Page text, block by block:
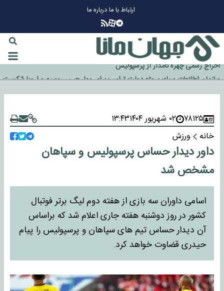
ارتباط با مادرباره ما
چرا طلا دوباره افزایشی شد؟
گزینه جدایی اوسمار روی میز مدیران پرسپولیس
آیا رئیس جمهور آمریکا قانون را دور می‌زند؟
سازمان اطلاعات سپاه: پروژه دولت ترامپ برای مهار چین، روسیه و اروپا شکست
خورد
۷۸۱۲۵ ۰۲ شهریور ۱۴۰۴
۱۳:۴۳
خانه
ورزش
داور دیدار حساس پرسپولیس و سپاهان
مشخص شد
اسامی داوران سه بازی از هفته دوم لیگ برتر فوتبال
کشور در روز دوشنبه هفته جاری اعلام شد که براساس
آن دیدار حساس تیم های سپاهان و پرسپولیس را پیام
حیدری قضاوت خواهد کرد.